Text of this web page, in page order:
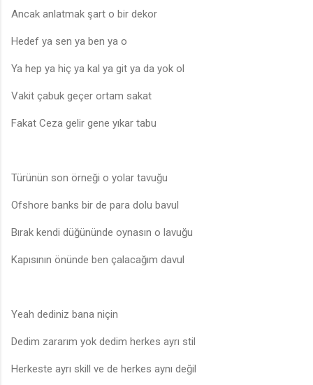
Ancak anlatmak şart o bir dekor
Hedef ya sen ya ben ya o
Ya hep ya hiç ya kal ya git ya da yok ol
Vakit çabuk geçer ortam sakat
Fakat Ceza gelir gene yıkar tabu
Türünün son örneği o yolar tavuğu
Ofshore banks bir de para dolu bavul
Bırak kendi düğününde oynasın o lavuğu
Kapısının önünde ben çalacağım davul
Yeah dediniz bana niçin
Dedim zararım yok dedim herkes ayrı stil
Herkeste ayrı skill ve de herkes aynı değil